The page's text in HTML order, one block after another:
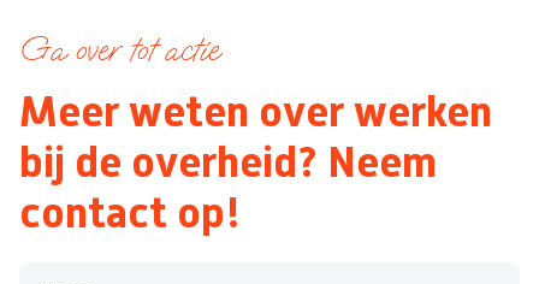
Ga over tot actie
Meer weten over werken
bij de overheid? Neem
contact op!